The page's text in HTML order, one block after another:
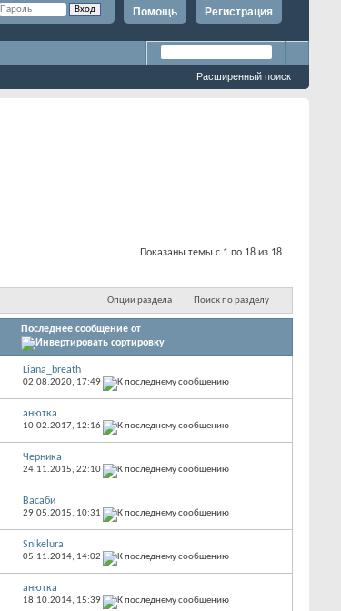
Регистрация
Помощь
Расширенный поиск
Показаны темы с 1 по 18 из 18
Опции раздела Поиск по разделу
Последнее сообщение от
Liana_breath
02.08.2020, 17:49
анютка
10.02.2017, 12:16
Черника
24.11.2015, 22:10
Васаби
29.05.2015, 10:31
Snikelura
05.11.2014, 14:02
анютка
18.10.2014, 15:39